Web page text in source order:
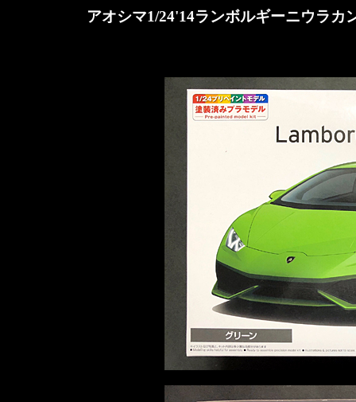
アオシマ1/24'14ランボルギーニウラカ